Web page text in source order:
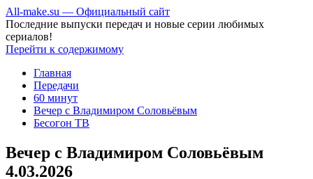
All-make.su — Официальный сайт
Последние выпуски передач и новые серии любимых
сериалов!
Перейти к содержимому
Главная
Передачи
60 минут
Вечер с Владимиром Соловьёвым
Бесогон ТВ
Вечер с Владимиром Соловьёвым
4.03.2026